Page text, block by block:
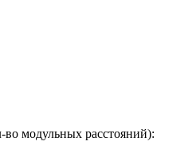
модульных расстояний):